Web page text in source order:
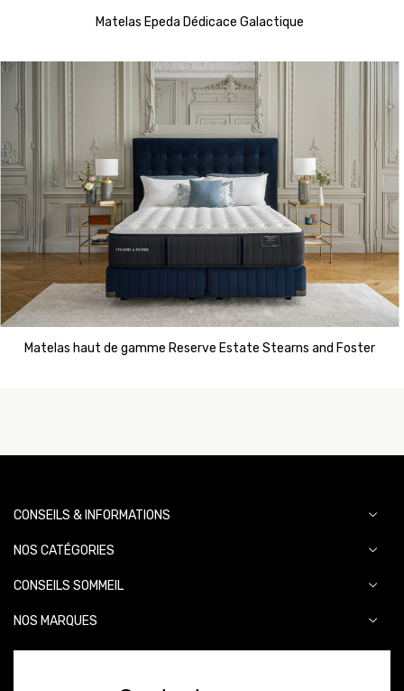
Matelas Epeda Dédicace Galactique
Matelas haut de gamme Reserve Estate Stearns and Foster
CONSEILS & INFORMATIONS
NOS CATÉGORIES
CONSEILS SOMMEIL
NOS MARQUES